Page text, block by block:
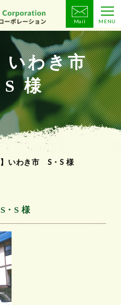
Mail MENU
いわき市
S 様
】いわき市 S・S 様
・S 様